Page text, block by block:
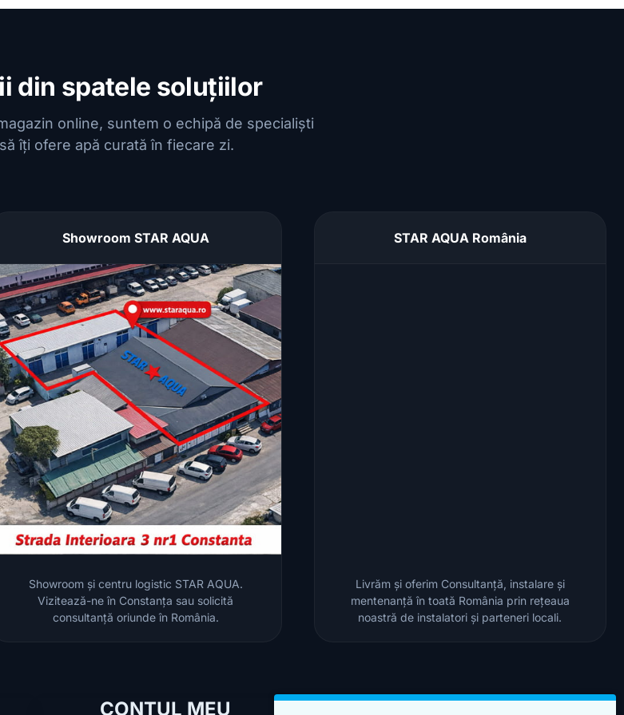
+
-
din spatele soluțiilor
online, suntem o echipă de specialiști
îți ofere apă curată în fiecare zi.
Showroom STAR AQUA
Showroom și centru logistic STAR AQUA.
Vizitează-ne în Constanța sau solicită
consultanță oriunde în România.
STAR AQUA România
Livrăm și oferim Consultanță, instalare și
mentenanță în toată România prin rețeaua
noastră de instalatori și parteneri locali.
CONTUL MEU